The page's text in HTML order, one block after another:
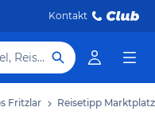
Kontakt
Hotel, Reiseziel
Fritzlar Reisetipp Marktplatz